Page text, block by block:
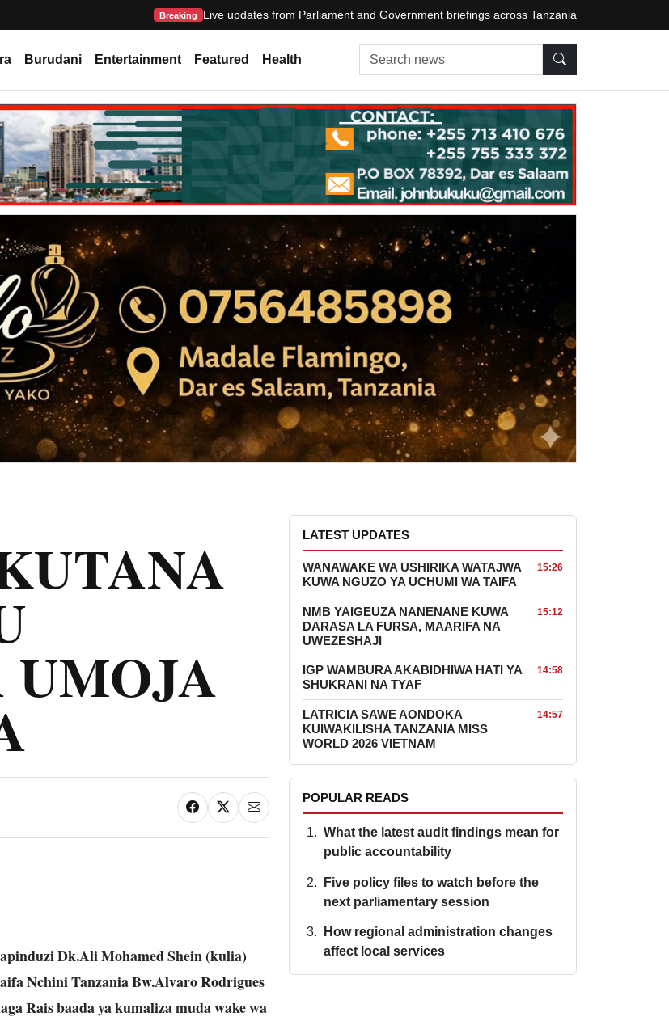
Breaking Live updates from Parliament and Government briefings across Tanzania
Burudani Entertainment Featured Health Search news
Dk.Ali Mohamed Shein (kulia)
Nchini Tanzania Bw.Alvaro Rodrigues
Rais baada ya kumaliza muda wake wa
LATEST UPDATES
WANAWAKE WA USHIRIKA WATAJWA
KUWA NGUZO YA UCHUMI WA TAIFA
15:26
NMB YAIGEUZA NANENANE KUWA
DARASA LA FURSA, MAARIFA NA
UWEZESHAJI
15:12
IGP WAMBURA AKABIDHIWA HATI YA
SHUKRANI NA TYAF
14:58
LATRICIA SAWE AONDOKA
KUIWAKILISHA TANZANIA MISS
WORLD 2026 VIETNAM
14:57
POPULAR READS
What the latest audit findings mean for
public accountability
Five policy files to watch before the
next parliamentary session
How regional administration changes
affect local services